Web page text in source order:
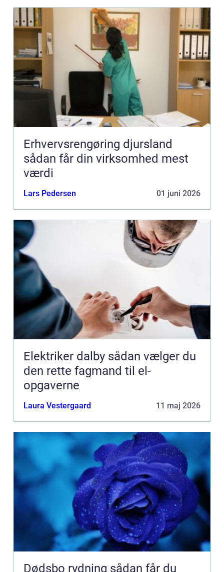
Erhvervsrengøring djursland
sådan får din virksomhed mest
værdi
Lars Pedersen 01 juni 2026
Elektriker dalby sådan vælger du
den rette fagmand til el-
opgaverne
Laura Vestergaard 11 maj 2026
Dødsbo rydning sådan får du